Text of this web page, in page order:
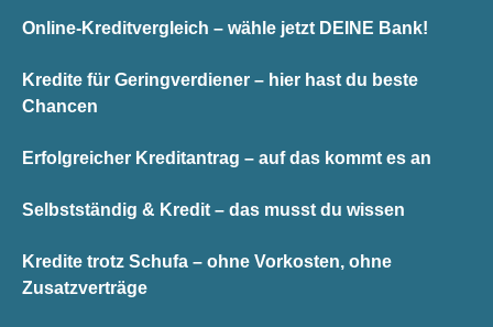
Online-Kreditvergleich – wähle jetzt DEINE Bank!
Kredite für Geringverdiener – hier hast du beste
Chancen
Erfolgreicher Kreditantrag – auf das kommt es an
Selbstständig & Kredit – das musst du wissen
Kredite trotz Schufa – ohne Vorkosten, ohne
Zusatzverträge